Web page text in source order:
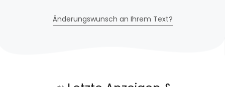
Änderungswunsch an Ihrem Text?